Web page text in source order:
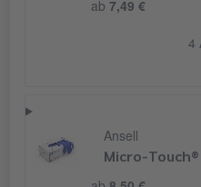
ab 7,49 €
4
Ansell
Micro-